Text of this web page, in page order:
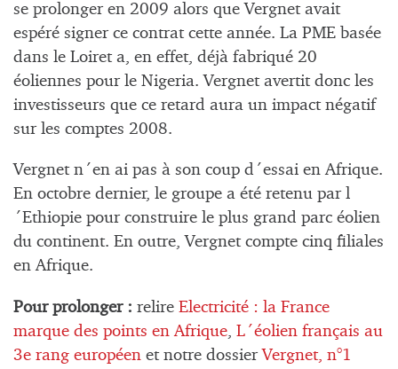
se prolonger en 2009 alors que Vergnet avait
espéré signer ce contrat cette année. La PME basée
dans le Loiret a, en effet, déjà fabriqué 20
éoliennes pour le Nigeria. Vergnet avertit donc les
investisseurs que ce retard aura un impact négatif
sur les comptes 2008.
Vergnet n´en ai pas à son coup d´essai en Afrique.
En octobre dernier, le groupe a été retenu par l
´Ethiopie pour construire le plus grand parc éolien
du continent. En outre, Vergnet compte cinq filiales
en Afrique.
Pour prolonger : relire Electricité : la France
marque des points en Afrique L´éolien français au
3e rang européen et notre dossierVergnet, n°1